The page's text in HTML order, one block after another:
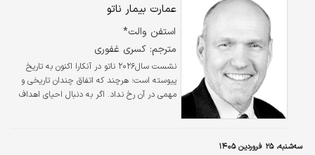
عمارت بیمار ناتو
استفن والت*
مترجم: کسری غفوری
نشست سال۲۰۲۶ ناتو در آنکارا اکنون به تاریخ
پیوسته است؛ هرچند که اتفاق چندان تاریخی و
مهمی در آن رخ نداد. اگر به دنبال احیای اهداف
سه‌شنبه، ۲۵ فروردین ۱۴۰۵